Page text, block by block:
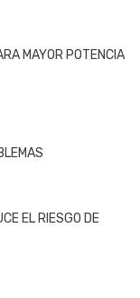
MAYOR POTENCIA
EL RIESGO DE